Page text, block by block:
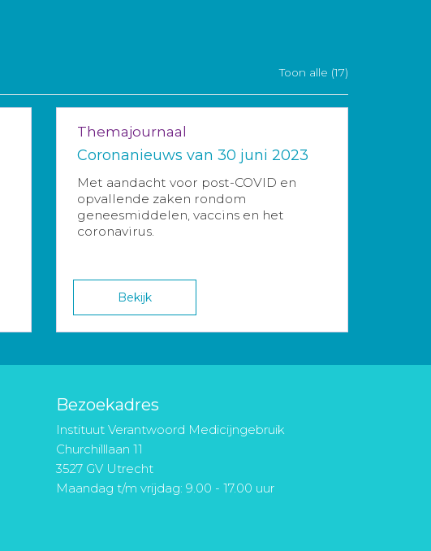
Toon alle (17)
Themajournaal
Coronanieuws van 30 juni 2023
Met aandacht voor post-COVID en
opvallende zaken rondom
geneesmiddelen, vaccins en het
coronavirus.
Bekijk
Bezoekadres
Instituut Verantwoord Medicijngebruik
Churchilllaan 11
3527 GV Utrecht
Maandag t/m vrijdag: 9.00 - 17.00 uur